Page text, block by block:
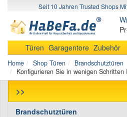
Seit 10 Jahren Trusted Shops
Türen Garagentore Zubehör
Home Shop Türen
Brandschutztüren
Konfigurieren Sie in wenigen Schritten
>>
Brandschutztüren